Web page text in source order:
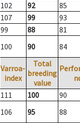
102 92
85
107 99
93
99 88
81
100 90 84
Varroa-
index
Total
breeding
value
111 100
90
106 95 88